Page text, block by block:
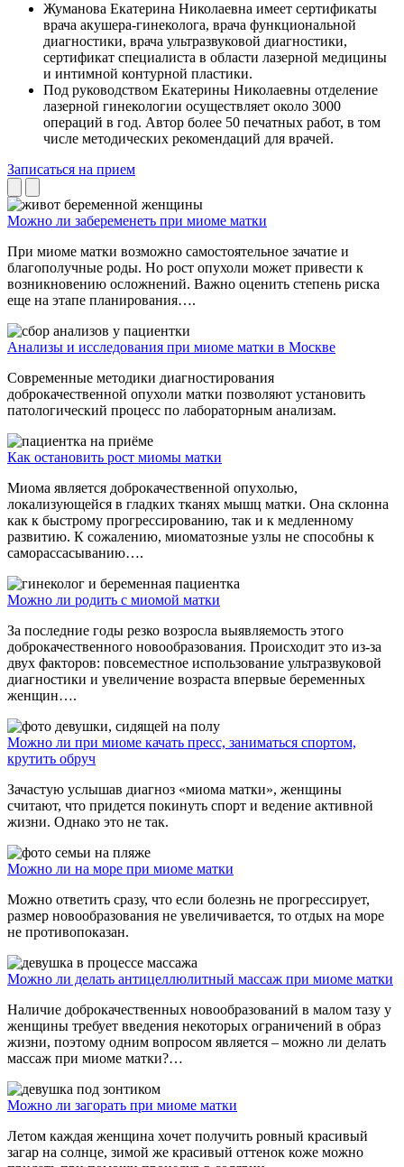
Жуманова Екатерина Николаевна имеет сертификаты
врача акушера-гинеколога, врача функциональной
диагностики, врача ультразвуковой диагностики,
сертификат специалиста в области лазерной медицины
и интимной контурной пластики.
Под руководством Екатерины Николаевны отделение
лазерной гинекологии осуществляет около 3000
операций в год. Автор более 50 печатных работ, в том
числе методических рекомендаций для врачей.
Записаться на прием
Можно ли забеременеть при миоме матки
При миоме матки возможно самостоятельное зачатие и
благополучные роды. Но рост опухоли может привести к
возникновению осложнений. Важно оценить степень риска
еще на этапе планирования….
Анализы и исследования при миоме матки в Москве
Современные методики диагностирования
доброкачественной опухоли матки позволяют установить
патологический процесс по лабораторным анализам.
Как остановить рост миомы матки
Миома является доброкачественной опухолью,
локализующейся в гладких тканях мышц матки. Она склонна
как к быстрому прогрессированию, так и к медленному
развитию. К сожалению, миоматозные узлы не способны к
саморассасыванию….
Можно ли родить с миомой матки
За последние годы резко возросла выявляемость этого
доброкачественного новообразования. Происходит это из-за
двух факторов: повсеместное использование ультразвуковой
диагностики и увеличение возраста впервые беременных
женщин….
Можно ли при миоме качать пресс, заниматься спортом,
крутить обруч
Зачастую услышав диагноз «миома матки», женщины
считают, что придется покинуть спорт и ведение активной
жизни. Однако это не так.
Можно ли на море при миоме матки
Можно ответить сразу, что если болезнь не прогрессирует,
размер новообразования не увеличивается, то отдых на море
не противопоказан.
Можно ли делать антицеллюлитный массаж при миоме матки
Наличие доброкачественных новообразований в малом тазу у
женщины требует введения некоторых ограничений в образ
жизни, поэтому одним вопросом является – можно ли делать
массаж при миоме матки?…
Можно ли загорать при миоме матки
Летом каждая женщина хочет получить ровный красивый
загар на солнце, зимой же красивый оттенок коже можно